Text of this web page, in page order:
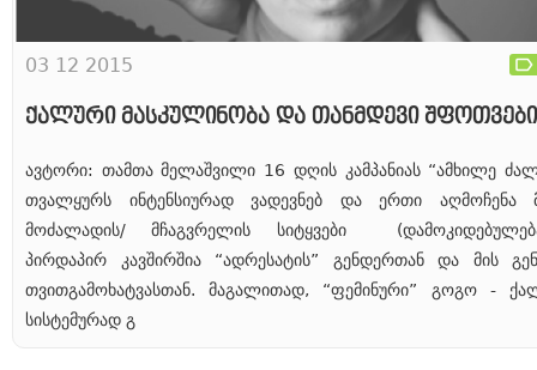
03 12 2015
ქალური მასკულინობა და თანმდევი შფოთვები
ავტორი: თამთა მელაშვილი 16 დღის კამპანიას “ამხილე
თვალყურს ინტენსიურად ვადევნებ და ერთი აღმოჩენა
მოძალადის/ მჩაგვრელის სიტყვები
პირდაპირ კავშირშია “ადრესატის” გენდერთან და მის
თვითგამოხატვასთან. მაგალითად, “ფემინური” გოგო -
სისტემურად გ